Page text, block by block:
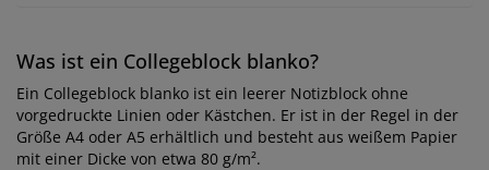
Was ist ein Collegeblock blanko?
Ein Collegeblock blanko ist ein leerer Notizblock ohne
vorgedruckte Linien oder Kästchen. Er ist in der Regel in der
Größe A4 oder A5 erhältlich und besteht aus weißem Papier
mit einer Dicke von etwa 80 g/m².